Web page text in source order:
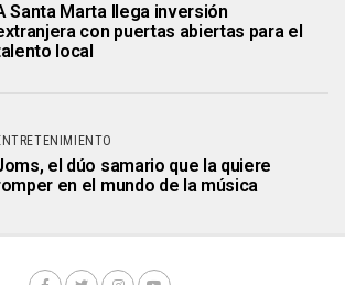
Santa Marta llega inversión
con puertas abiertas para el
local
el dúo samario que la quiere
en el mundo de la música